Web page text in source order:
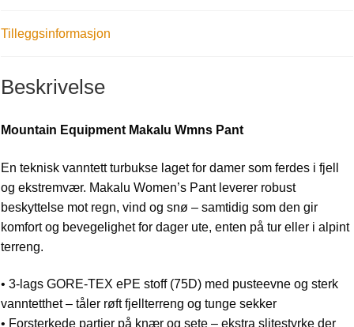
Tilleggsinformasjon
Beskrivelse
Mountain Equipment Makalu Wmns Pant
En teknisk vanntett turbukse laget for damer som ferdes i fjell
og ekstremvær. Makalu Women’s Pant leverer robust
beskyttelse mot regn, vind og snø – samtidig som den gir
komfort og bevegelighet for dager ute, enten på tur eller i alpint
terreng.
• 3-lags GORE-TEX ePE stoff (75D) med pusteevne og sterk
vanntetthet – tåler røft fjellterreng og tunge sekker
• Forsterkede partier på knær og sete – ekstra slitestyrke der